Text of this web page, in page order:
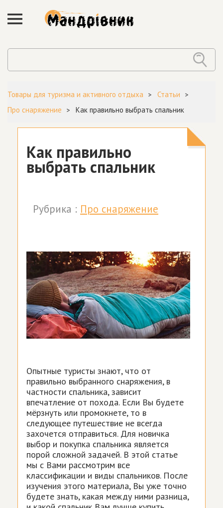
Товары для туризма и активного отдыха
Статьи
Про снаряжение
Как правильно выбрать спальник
Как правильно
выбрать спальник
Рубрика : Про снаряжение
Опытные туристы знают, что от
правильно выбранного снаряжения, в
частности спальника, зависит
впечатление от похода. Если Вы будете
мёрзнуть или промокнете, то в
следующее путешествие не всегда
захочется отправиться. Для новичка
выбор и покупка спальника является
порой сложной задачей. В этой статье
мы с Вами рассмотрим все
классификации и виды спальников. После
изучения этого материала, Вы уже точно
будете знать, какая между ними разница,